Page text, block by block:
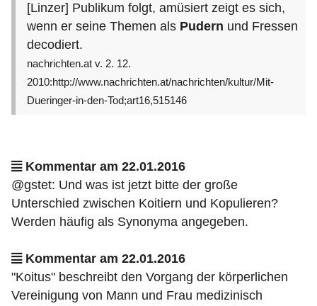
[Linzer] Publikum folgt, amüsiert zeigt es sich,
wenn er seine Themen als Pudern und Fressen
decodiert.
nachrichten.at v. 2. 12.
2010:http://www.nachrichten.at/nachrichten/kultur/Mit-
Dueringer-in-den-Tod;art16,515146
Kommentar am 22.01.2016
@gstet: Und was ist jetzt bitte der große
Unterschied zwischen Koitiern und Kopulieren?
Werden häufig als Synonyma angegeben.
Kommentar am 22.01.2016
"Koitus" beschreibt den Vorgang der körperlichen
Vereinigung von Mann und Frau medizinisch